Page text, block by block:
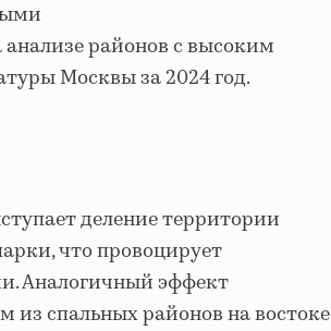
анализе районов с высоким
Москвы за 2024 год.
деление территории
что провоцирует
Аналогичный эффект
из спальных районов на востоке